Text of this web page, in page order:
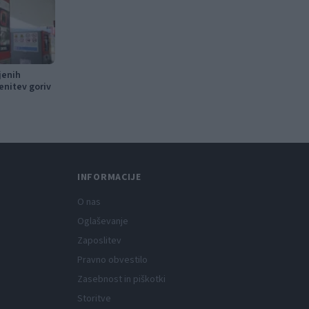
goriv
INFORMACIJE
O nas
Oglaševanje
Zaposlitev
Pravno obvestilo
Zasebnost in piškotki
Storitve